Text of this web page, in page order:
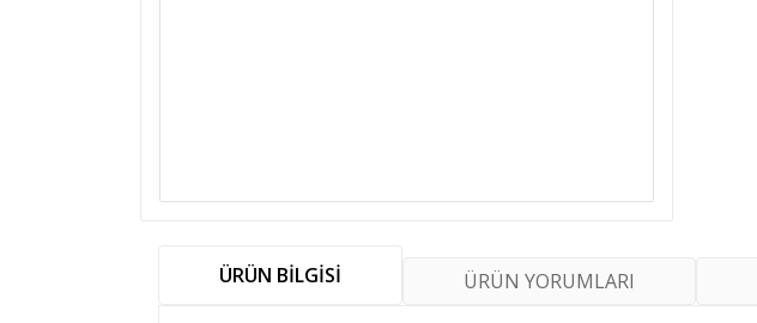
ÜRÜN BİLGİSİ ÜRÜN YORUMLARI